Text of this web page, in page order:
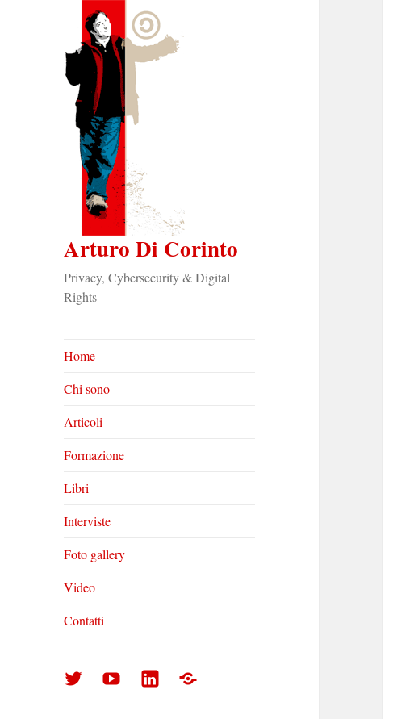
Arturo Di Corinto
Privacy, Cybersecurity & Digital
Rights
Home
Chi sono
Articoli
Formazione
Libri
Interviste
Foto gallery
Video
Contatti
ArturoArturoArturoFoto